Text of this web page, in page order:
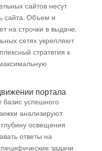
сайтов несут
сайта. Объем и
на строчки в выдаче.
сетях укрепляют
стратегия к
портала
базис успешного
анализируют
освещения
ответы на
задачи